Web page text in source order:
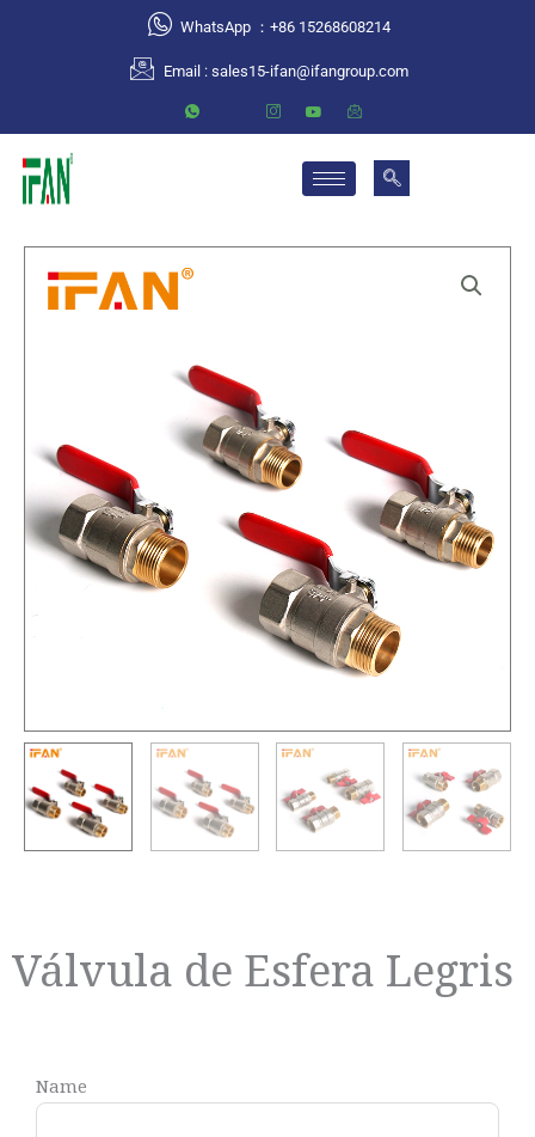
WhatsApp ：+86 15268608214
Email : sales15-ifan@ifangroup.com
Válvula de Esfera Legris
Name